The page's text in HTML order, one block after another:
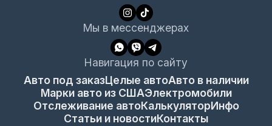
Мы в мессенджерах
Навигация по сайту
Авто под заказЦелые автоАвто в наличии
Марки авто из СШАЭлектромобили
Отслеживание автоКалькуляторИнфо
Статьи и новостиКонтакты